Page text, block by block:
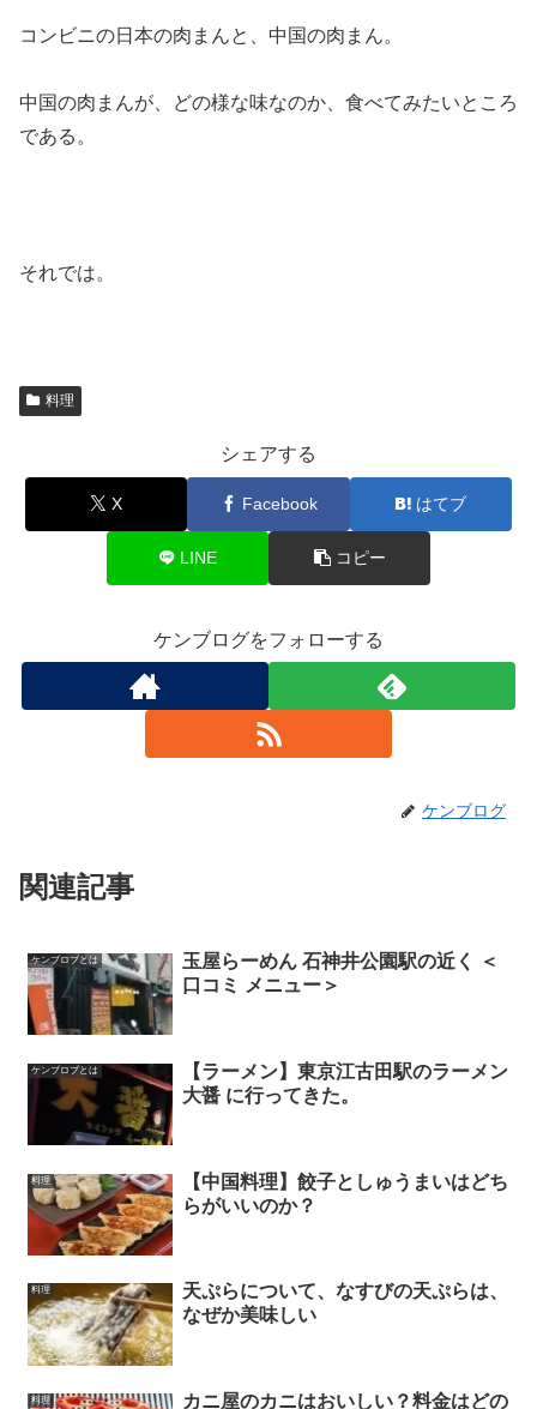
コンビニの日本の肉まんと、中国の肉まん。
中国の肉まんが、どの様な味なのか、食べてみたいところ
である。
それでは。
料理
シェアする
X Facebook はてブ
LINE コピー
ケンブログをフォローする
ケンブログ
関連記事
ケンブロブとは
玉屋らーめん 石神井公園駅の近く ＜
口コミ メニュー＞
ケンブロブとは
【ラーメン】東京江古田駅のラーメン
大醤 に行ってきた。
料理
【中国料理】餃子としゅうまいはどち
らがいいのか？
料理
天ぷらについて、なすびの天ぷらは、
なぜか美味しい
料理
カニ屋のカニはおいしい？料金はどの